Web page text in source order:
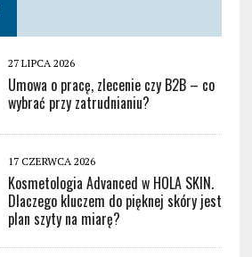
27 LIPCA 2026
Umowa o pracę, zlecenie czy B2B – co
wybrać przy zatrudnianiu?
17 CZERWCA 2026
Kosmetologia Advanced w HOLA SKIN.
Dlaczego kluczem do pięknej skóry jest
plan szyty na miarę?